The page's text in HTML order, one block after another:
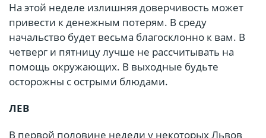
На этой неделе излишняя доверчивость может
привести к денежным потерям. В среду
начальство будет весьма благосклонно к вам. В
четверг и пятницу лучше не рассчитывать на
помощь окружающих. В выходные будьте
осторожны с острыми блюдами.
ЛЕВ
В первой половине недели у некоторых Львов